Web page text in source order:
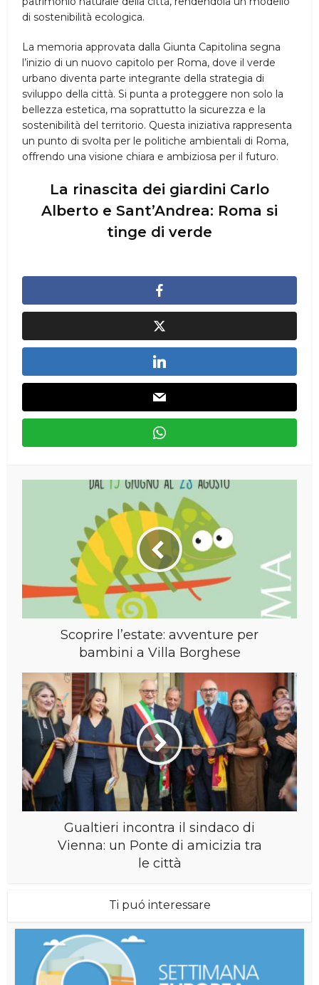
di sostenibilità ecologica.
La memoria approvata dalla Giunta Capitolina segna
l’inizio di un nuovo capitolo per Roma, dove il verde
urbano diventa parte integrante della strategia di
sviluppo della città. Si punta a proteggere non solo la
bellezza estetica, ma soprattutto la sicurezza e la
sostenibilità del territorio. Questa iniziativa rappresenta
un punto di svolta per le politiche ambientali di Roma,
offrendo una visione chiara e ambiziosa per il futuro.
La rinascita dei giardini Carlo
Alberto e Sant’Andrea: Roma si
tinge di verde
Scoprire l’estate: avventure per
bambini a Villa Borghese
Gualtieri incontra il sindaco di
Vienna: un Ponte di amicizia tra
le città
Ti puó interessare